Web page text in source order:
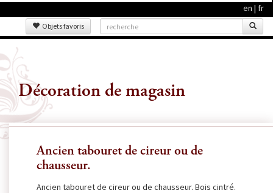
en | fr
Objets favoris
Décoration de magasin
Ancien tabouret de cireur ou de
chausseur.
Ancien tabouret de cireur ou de chausseur. Bois cintré.